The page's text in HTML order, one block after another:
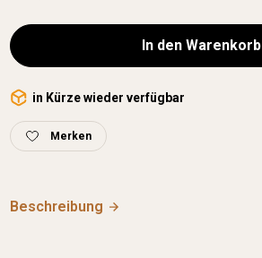
In den Warenkorb
in Kürze wieder verfügbar
Merken
Beschreibung